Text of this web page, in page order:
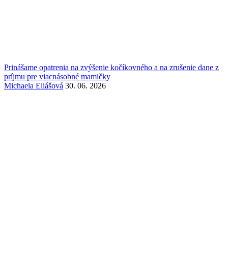
Prinášame opatrenia na zvýšenie kočíkovného a na zrušenie dane z
príjmu pre viacnásobné mamičky
Michaela Eliášová 30. 06. 2026